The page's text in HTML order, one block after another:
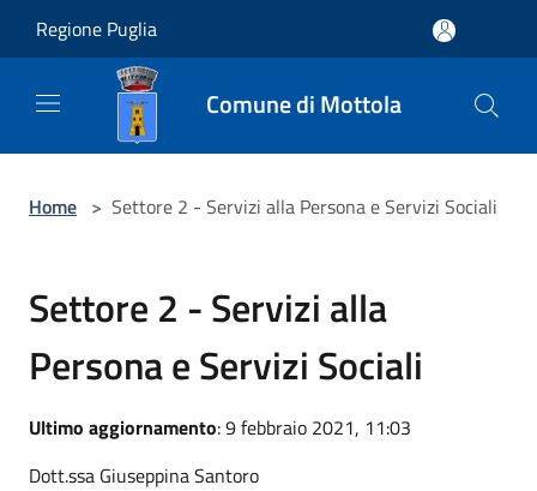
Regione Puglia
Comune di Mottola
Home > Settore 2 - Servizi alla Persona e Servizi Sociali
Settore 2 - Servizi alla
Persona e Servizi Sociali
Ultimo aggiornamento: 9 febbraio 2021, 11:03
Dott.ssa Giuseppina Santoro